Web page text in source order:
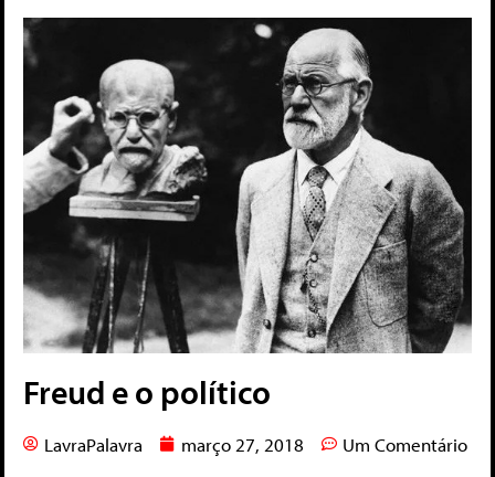
Freud e o político
LavraPalavra março 27, 2018 Um Comentário